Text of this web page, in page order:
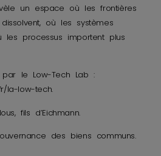
un espace où les frontières
où les systèmes
les processus importent plus
le Low-Tech Lab :
la-low-tech.
fils d’Eichmann.
des biens communs.